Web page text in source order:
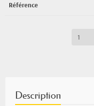
Référence
Description